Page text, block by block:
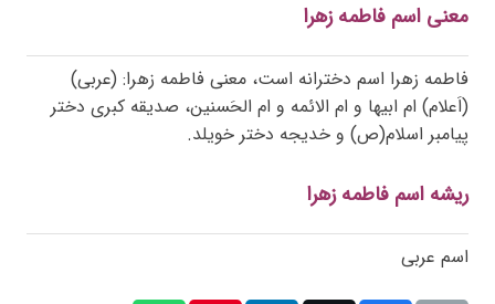
معنی اسم فاطمه زهرا
فاطمه زهرا اسم دخترانه است، معنی فاطمه زهرا: (عربی)
(اَعلام) ام ابیها و ام الائمه و ام الحَسنین، صدیقه کبری دختر
پیامبر اسلام(ص) و خدیجه دختر خویلد.
ریشه اسم فاطمه زهرا
اسم عربی